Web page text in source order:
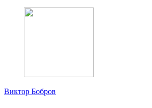
Виктор Бобров